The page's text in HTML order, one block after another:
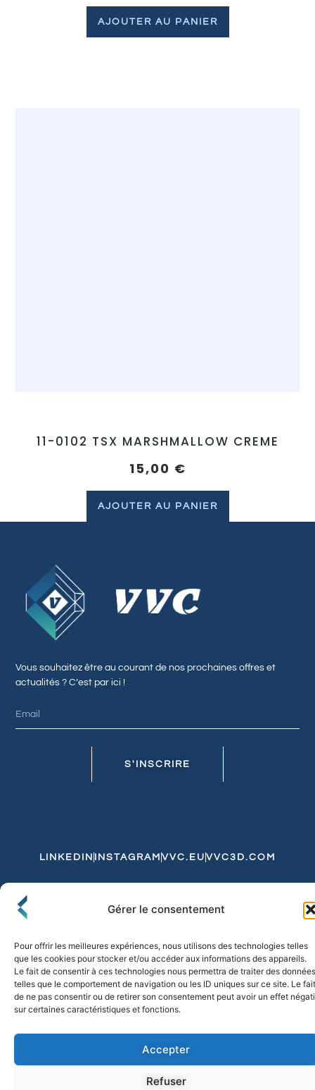
Gérer le consentement
Pour offrir les meilleures expériences, nous utilisons des technologies telles
que les cookies pour stocker et/ou accéder aux informations des appareils.
Le fait de consentir à ces technologies nous permettra de traiter des données
telles que le comportement de navigation ou les ID uniques sur ce site. Le fait
de ne pas consentir ou de retirer son consentement peut avoir un effet
sur certaines caractéristiques et fonctions.
Accepter
Refuser
AJOUTER AU PANIER
11-0102 TSX MARSHMALLOW CREME
15,00 €
AJOUTER AU PANIER
Vous souhaitez être au courant de nos prochaines offres et
actualités ? C’est par ici !
S'INSCRIRE
LINKEDIN INSTAGRAM VVC.EU VVC3D.COM
Politique de Confidentialité et de CookiesExpédition et Livraison
© 2026 FLO & CO. All Rights Reserved